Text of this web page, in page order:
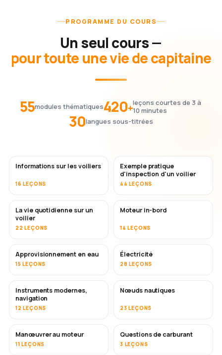
PROGRAMME DU COURS
Un seul cours —
pour toute une vie de capitaine
55modules thématiques420+leçons courtes de 3 à
10 minutes
30langues sous-titrées
Informations sur les voiliers
16 LEÇONS
Exemple pratique
d'inspection d'un voilier
44 LEÇONS
La vie quotidienne sur un
voilier
22 LEÇONS
Moteur in-bord
14 LEÇONS
Approvisionnement en eau
15 LEÇONS
Électricité
28 LEÇONS
Instruments modernes,
navigation
12 LEÇONS
Nœuds nautiques
23 LEÇONS
Manœuvrer au moteur
11 LEÇONS
Questions de carburant
3 LEÇONS